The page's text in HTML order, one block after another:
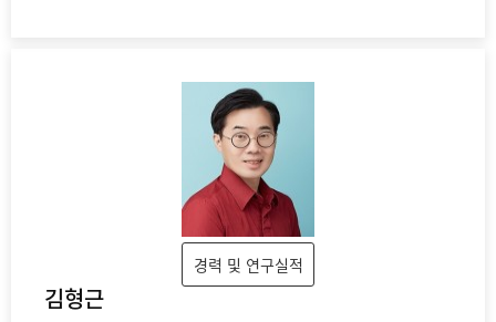
경력 및 연구실적
김형근